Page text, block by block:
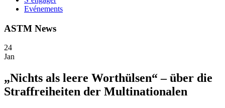
Evénements
ASTM News
24
Jan
„Nichts als leere Worthülsen“ – über die
Straffreiheiten der Multinationalen